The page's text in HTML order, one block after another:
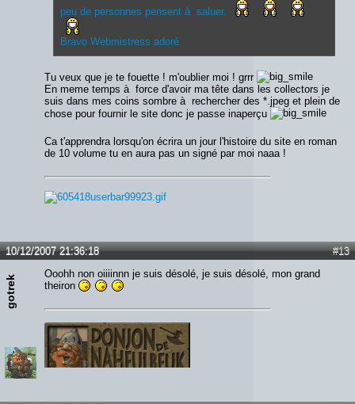
peu de personnes pensent à saluer.
Bravo Webmistress adoré
Tu veux que je te fouette ! m'oublier moi ! grrr
En meme temps à force d'avoir ma tête dans les collectors je
suis dans mes coins sombre à rechercher des *.jpeg et plein de
chose pour fournir le site donc je passe inaperçu
Ca t'apprendra lorsqu'on écrira un jour l'histoire du site en roman
de 10 volume tu en aura pas un signé par moi naaa !
#13
10/12/2007 21:36:18
gotrek
Ooohh non oiiiinnn je suis désolé, je suis désolé, mon grand
theiron